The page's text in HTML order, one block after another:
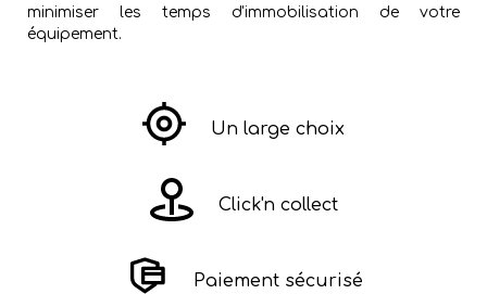
minimiser les temps d'immobilisation de votre
équipement.
Un large choix
Click'n collect
Paiement sécurisé